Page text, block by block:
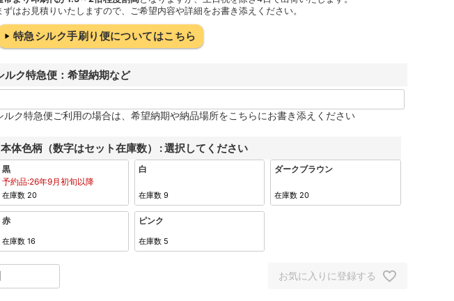
須
ずはお見積りいたしますので、ご希望内容や詳細をお書き添えください。
特急シルク手刷り便についてはこちら
ルク特急便：希望納期など
ルク特急便ご利用の場合は、希望納期や納品場所をこちらにお書き添えください
本体色柄（数字はセット在庫数） 選択してください
黒
予約品:26年9月初旬以降
在庫数 20
白
在庫数 9
ダークブラウン
在庫数 20
赤
在庫数 16
ピンク
在庫数 5
お気に入りに登録する